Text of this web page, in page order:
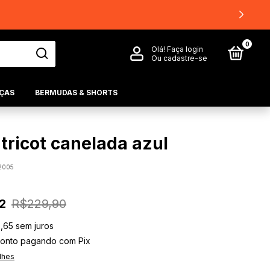
Olá! Faça login
Ou cadastre-se
0
BERMUDAS & SHORTS
tricot canelada azul
R$229,90
sem juros
pagando com Pix